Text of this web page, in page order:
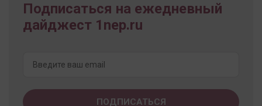
Подписаться на ежедневный
дайджест 1nep.ru